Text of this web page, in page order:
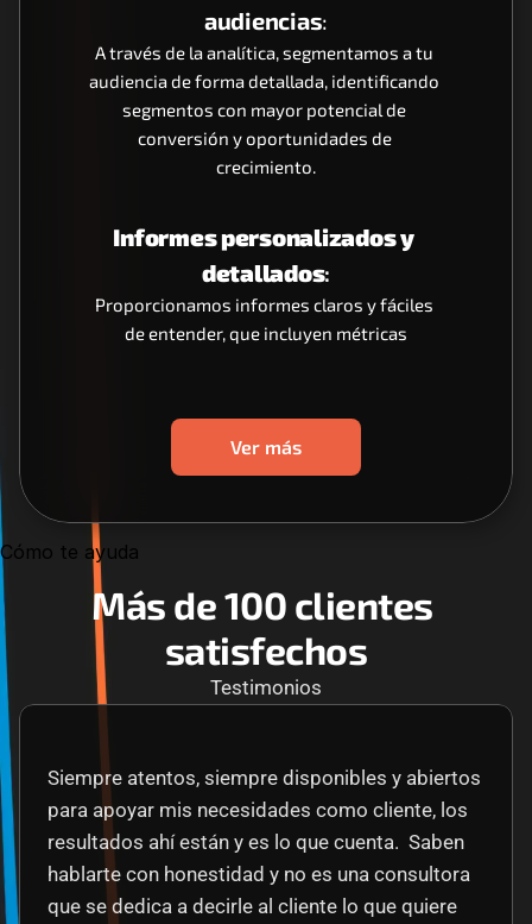
audiencias:
A través de la analítica, segmentamos a tu
audiencia de forma detallada, identificando
segmentos con mayor potencial de
conversión y oportunidades de
crecimiento.
Informes personalizados y
detallados:
Proporcionamos informes claros y fáciles
de entender, que incluyen métricas
Ver más
Cómo te ayuda
Más de 100 clientes
satisfechos
Testimonios
Siempre atentos, siempre disponibles y abiertos
para apoyar mis necesidades como cliente, los
resultados ahí están y es lo que cuenta.  Saben
hablarte con honestidad y no es una consultora
que se dedica a decirle al cliente lo que quiere